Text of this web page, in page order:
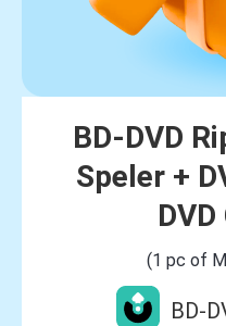
BD-DVD
Speler +
(1 pc of
BD-